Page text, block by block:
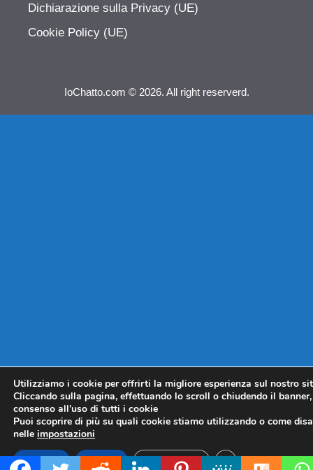
Dichiarazione sulla Privacy (UE)
Cookie Policy (UE)
IoChatto.com © 2026. All right reserverd.
Utilizziamo i cookie per offrirti la migliore esperienza sul nostro
Cliccando sulla pagina, effettuando lo scroll o chiudendo il
consenso all’uso di tutti i cookie
Puoi scoprire di più su quali cookie stiamo utilizzando o come
nelle impostazioni
Accetta Rifiuta Impostazioni CLOSE GDPR